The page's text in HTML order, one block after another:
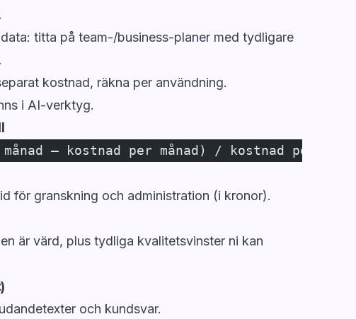
titta på team-/business-planer med tydligare
kostnad, räkna per användning.
i AI-verktyg.
– kostnad per månad) / kostnad per månad
för granskning och administration (i kronor).
är värd, plus tydliga kvalitetsvinster ni kan
och kundsvar.